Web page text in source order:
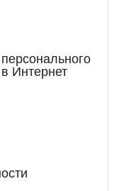
Интернет